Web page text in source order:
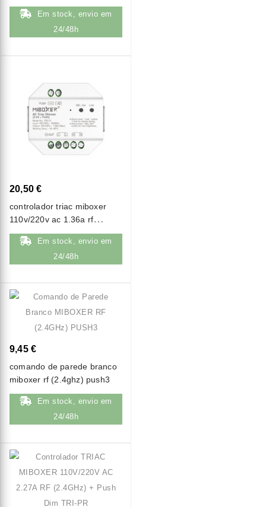
comandos rf
Em stock, envio em
24/48h
20,50 €
controlador triac miboxer
110v/220v ac 1.36a rf
(2.4ghz) + push dim tri-c1
Em stock, envio em
24/48h
9,45 €
comando de parede branco
miboxer rf (2.4ghz) push3
Em stock, envio em
24/48h